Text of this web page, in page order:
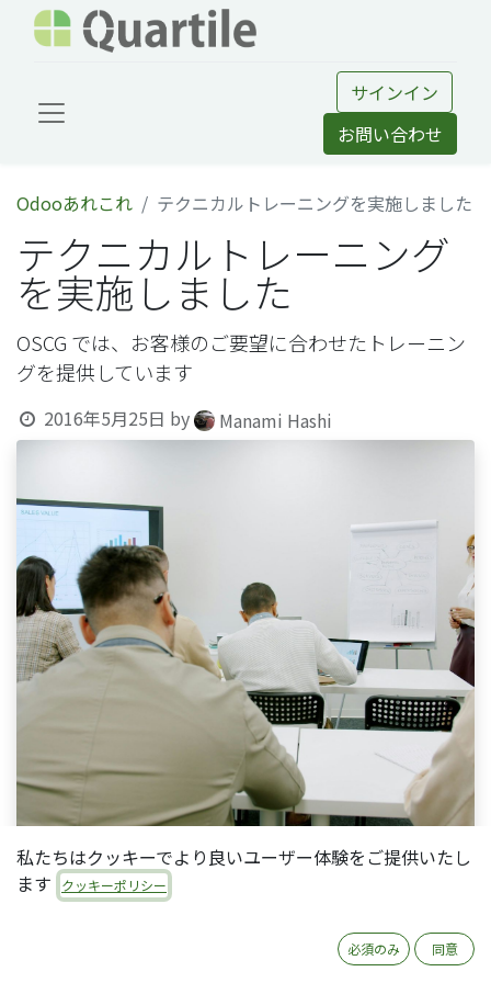
サインイン
お問い合わせ
Odooあれこれ テクニカルトレーニングを実施しました
テクニカルトレーニング
を実施しました
OSCG では、お客様のご要望に合わせたトレーニン
グを提供しています
2016年5月25日 by Manami Hashi
私たちはクッキーでより良いユーザー体験をご提供いたし
ます
クッキーポリシー
必須のみ 同意